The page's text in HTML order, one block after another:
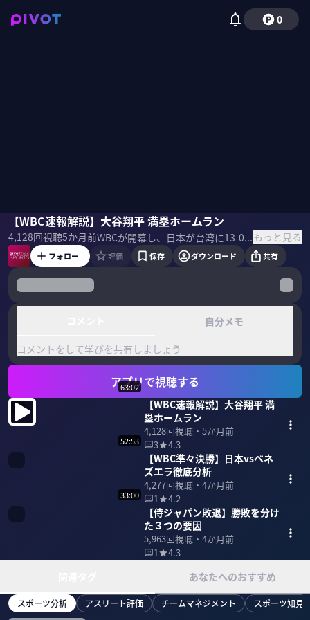
0
【WBC速報解説】大谷翔平 満塁ホームラン
4,128回視聴5か月前 WBCが開幕し、日本が台湾に13-0で圧勝。さらに大谷翔平の初球弾丸二塁打＆満塁ホームランの衝撃。鶴岡慎也とPIVOTデータ班で、次なる宿敵・韓国戦をデータで徹底展望する。 ＜目次＞もっと見る
岡田友輔山田隼哉 鶴岡慎也西川典孝
フォロー 評価 保存 ダウンロード 共有
自分メモ
コメントをして学びを共有しましょう
アプリで視聴する
63:02
【WBC速報解説】大谷翔平 満
塁ホームラン
4,128回視聴・ 5か月前
3
4.3
52:53
【WBC準々決勝】日本vsベネ
ズエラ徹底分析
4,277回視聴・ 4か月前
1
4.2
33:00
【侍ジャパン敗退】勝敗を分け
た３つの要因
5,963回視聴・ 4か月前
1
4.3
あなたへのおすすめ
スポーツ分析 アスリート評価 チームマネジメント スポーツ知見